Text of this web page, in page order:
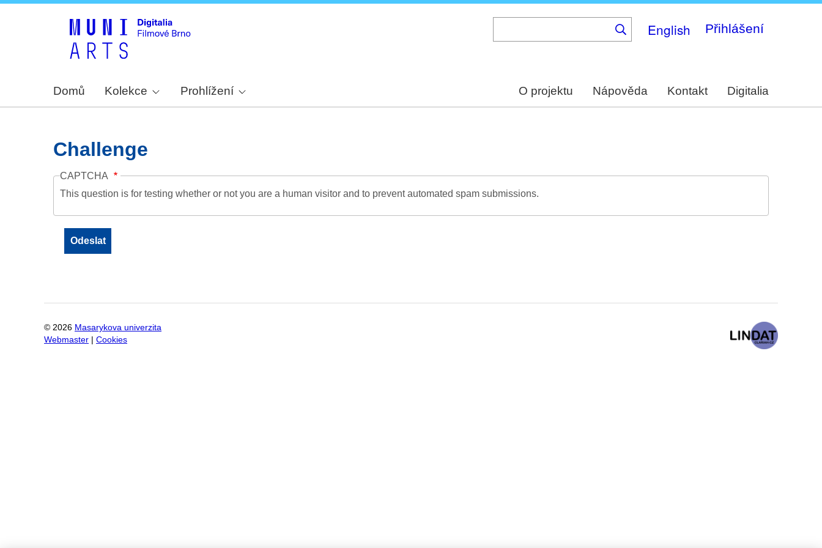
English Přihlášení
Domů Kolekce Prohlížení O projektu Nápověda Kontakt Digitalia
Challenge
CAPTCHA
This question is for testing whether or not you are a human visitor and to prevent automated spam submissions.
© 2026 Masarykova univerzita
Webmaster
Cookies